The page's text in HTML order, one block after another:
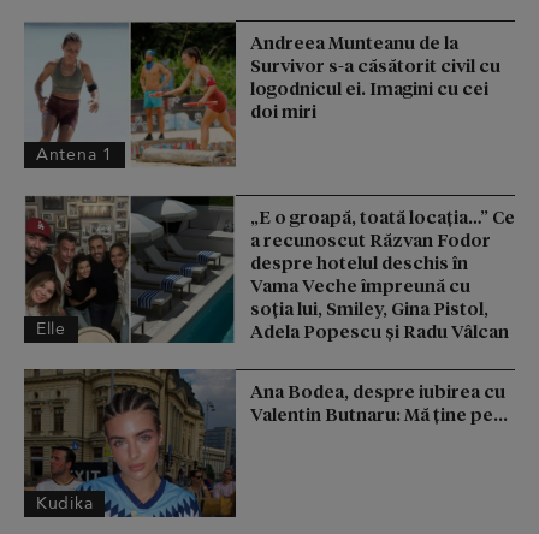
Antena 1
Andreea Munteanu de la
Survivor s-a căsătorit civil cu
logodnicul ei. Imagini cu cei
doi miri
Elle
„E o groapă, toată locația…” Ce
a recunoscut Răzvan Fodor
despre hotelul deschis în
Vama Veche împreună cu
soția lui, Smiley, Gina Pistol,
Adela Popescu și Radu Vâlcan
Kudika
Ana Bodea, despre iubirea cu
Valentin Butnaru: Mă ține pe...